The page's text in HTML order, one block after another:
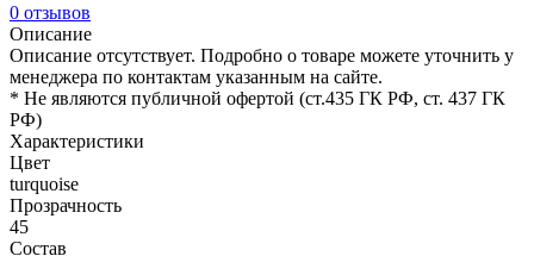
0 отзывов
Описание
Описание отсутствует. Подробно о товаре можете уточнить у
менеджера по контактам указанным на сайте.
* Не являются публичной офертой (ст.435 ГК РФ, cт. 437 ГК
РФ)
Характеристики
Цвет
turquoise
Прозрачность
45
Состав